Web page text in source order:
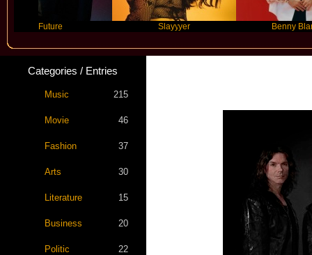
Slayyyer Benny Blanco
Categories / Entries
Music 215
Movie 46
Fashion 37
Arts 30
Literature 15
Business 20
Politic 22